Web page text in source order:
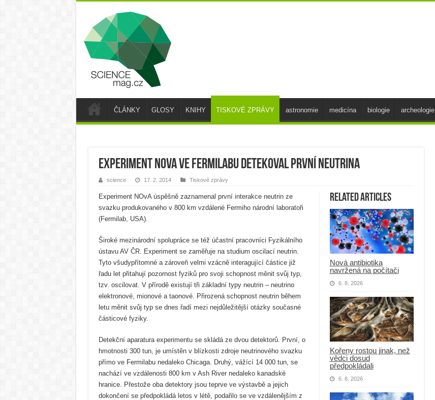
ČLÁNKY GLOSY KNIHY TISKOVÉ ZPRÁVY astronomie medicína biologie archeologie
Experiment NOvA ve Fermilabu detekoval první neutrina
science 17. 2. 2014 Tiskové zprávy
Related Articles
Nová antibiotika
navržená na počítači
6. 8. 2026
Kořeny rostou jinak, než
vědci dosud
předpokládali
6. 8. 2026
Experiment NOvA úspěšně zaznamenal první interakce neutrin ze
svazku produkovaného v 800 km vzdálené Fermiho národní laboratoři
(Fermilab, USA).
Široké mezinárodní spolupráce se též účastní pracovníci Fyzikálního
ústavu AV ČR. Experiment se zaměřuje na studium oscilací neutrin.
Tyto všudypřítomné a zároveň velmi vzácně interagující částice již
řadu let přitahují pozornost fyziků pro svoji schopnost měnit svůj typ,
tzv. oscilovat. V přírodě existují tři základní typy neutrin – neutrino
elektronové, mionové a taonové. Přirozená schopnost neutrin během
letu měnit svůj typ se dnes řadí mezi nejdůležitější otázky současné
částicové fyziky.
Detekční aparatura experimentu se skládá ze dvou detektorů. První, o
hmotnosti 300 tun, je umístěn v blízkosti zdroje neutrinového svazku
přímo ve Fermilabu nedaleko Chicaga. Druhý, vážící 14 000 tun, se
nachází ve vzdálenosti 800 km v Ash River nedaleko kanadské
hranice. Přestože oba detektory jsou teprve ve výstavbě a jejich
dokončení se předpokládá letos v létě, podařilo se ve vzdálenějším z